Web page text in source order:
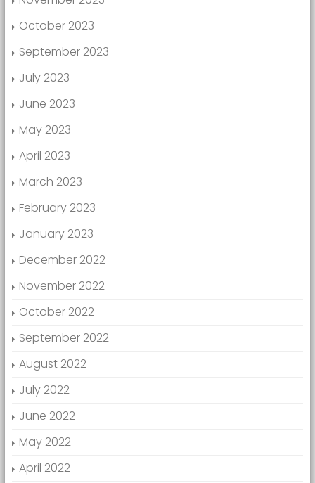
October 2023
September 2023
July 2023
June 2023
May 2023
April 2023
March 2023
February 2023
January 2023
December 2022
November 2022
October 2022
September 2022
August 2022
July 2022
June 2022
May 2022
April 2022